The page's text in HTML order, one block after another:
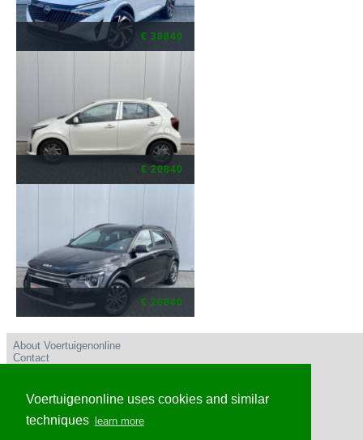
Voertuigenonline uses cookies and similar
techniques
learn more
€ 38840
€ 20840
€ 26840
About Voertuigenonline
Contact
Advertise
Frequently Asked Questions
Voertuigenonline Nederland
Voertuigenonline Caribisch Nederland en omgeving